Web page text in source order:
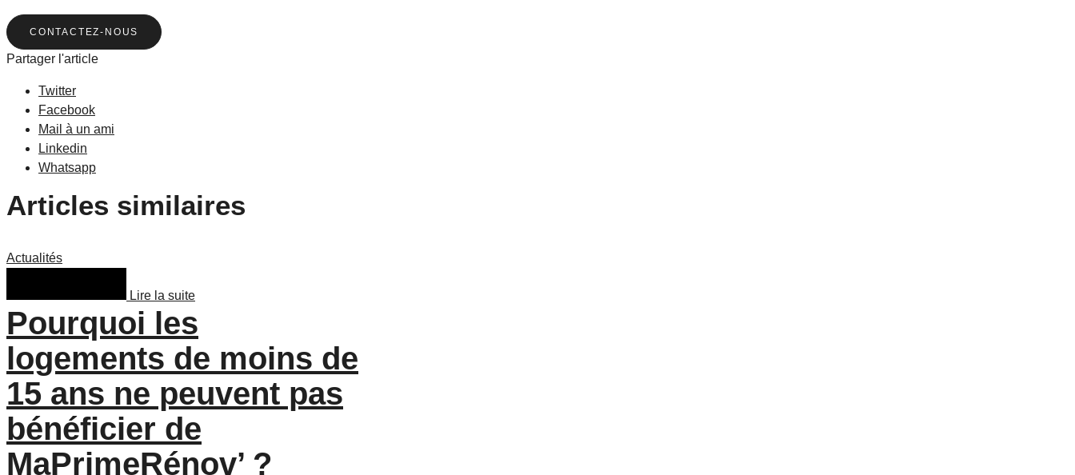
CONTACTEZ-NOUS
Partager l'article
Twitter
Facebook
Mail à un ami
Linkedin
Whatsapp
Articles similaires
Actualités
Lire la suite
Pourquoi les
logements de moins de
15 ans ne peuvent pas
bénéficier de
MaPrimeRénov’ ?